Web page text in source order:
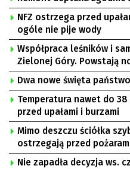
NFZ ostrzega przed
ogóle nie pije wody
Współpraca leśników i
Zielonej Góry. Powstają
Dwa nowe święta
Temperatura nawet do
przed upałami i burzami
Mimo deszczu ściółka
ostrzegają przed
Nie zapadła decyzja ws.